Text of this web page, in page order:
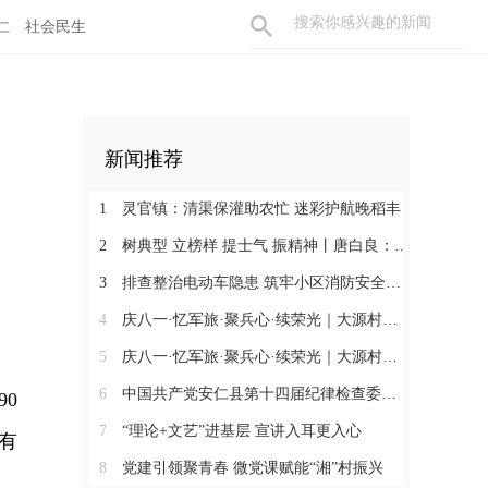
社会民生
新闻推荐
1 灵官镇：清渠保灌助农忙 迷彩护航晚稻丰
2 树典型 立榜样 提士气 振精神丨唐白良：三十载丹心映党徽 一腔热血暖万家
3 排查整治电动车隐患 筑牢小区消防安全防线
4 庆八一·忆军旅·聚兵心·续荣光｜大源村退役军人共话初心
5 庆八一·忆军旅·聚兵心·续荣光｜大源村退役军人共话初心
6 中国共产党安仁县第十四届纪律检查委员会召开第一次全体会议
7 “理论+文艺”进基层 宣讲入耳更入心
8 党建引领聚青春 微党课赋能“湘”村振兴